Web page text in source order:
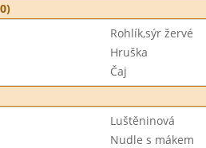
Rohlík,sýr žervé
Hruška
Čaj
Luštěninová
Nudle s mákem